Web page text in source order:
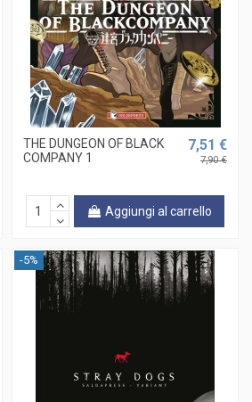
THE DUNGEON OF BLACK
COMPANY 1
7,51 €
7,90 €
Aggiungi al carrello
-5%